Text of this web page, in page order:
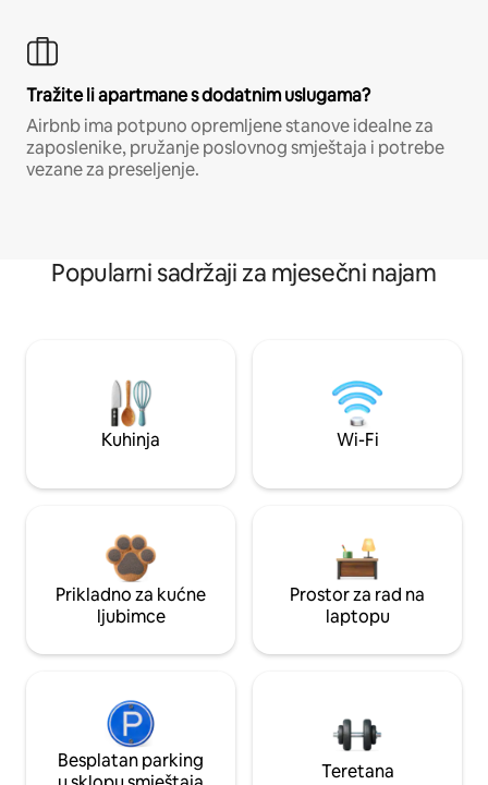
Tražite li apartmane s dodatnim uslugama?
Airbnb ima potpuno opremljene stanove idealne za
zaposlenike, pružanje poslovnog smještaja i potrebe
vezane za preseljenje.
Popularni sadržaji za mjesečni najam
Kuhinja Wi-Fi
Prikladno za kućne
ljubimce
Prostor za rad na
laptopu
Besplatan parking
Teretana